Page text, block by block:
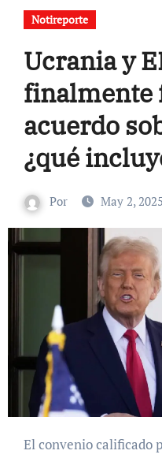
Notireporte
Ucrania y
finalmente
acuerdo
¿qué
Por May 2, 2025
El convenio calificado por funcionarios ucranianos